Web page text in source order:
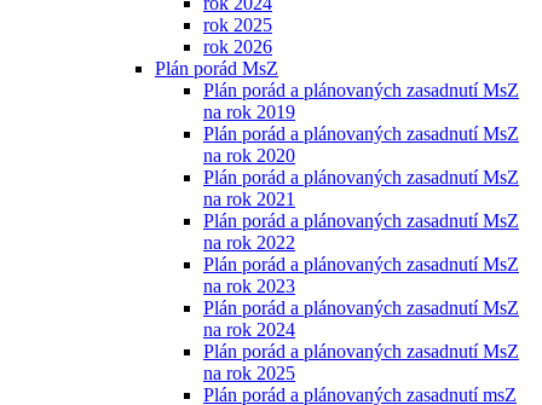
rok 2025
rok 2026
Plán porád MsZ
Plán porád a plánovaných zasadnutí MsZ
na rok 2019
Plán porád a plánovaných zasadnutí MsZ
na rok 2020
Plán porád a plánovaných zasadnutí MsZ
na rok 2021
Plán porád a plánovaných zasadnutí MsZ
na rok 2022
Plán porád a plánovaných zasadnutí MsZ
na rok 2023
Plán porád a plánovaných zasadnutí MsZ
na rok 2024
Plán porád a plánovaných zasadnutí MsZ
na rok 2025
Plán porád a plánovaných zasadnutí msZ